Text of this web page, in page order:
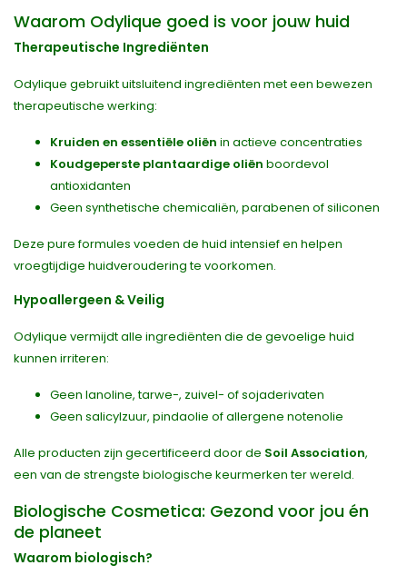
Waarom Odylique goed is voor jouw huid
Therapeutische Ingrediënten
Odylique gebruikt uitsluitend ingrediënten met een bewezen
therapeutische werking:
Kruiden en essentiële oliën in actieve concentraties
Koudgeperste plantaardige oliën boordevol
antioxidanten
Geen synthetische chemicaliën, parabenen of siliconen
Deze pure formules voeden de huid intensief en helpen
vroegtijdige huidveroudering te voorkomen.
Hypoallergeen & Veilig
Odylique vermijdt alle ingrediënten die de gevoelige huid
kunnen irriteren:
Geen lanoline, tarwe-, zuivel- of sojaderivaten
Geen salicylzuur, pindaolie of allergene notenolie
Alle producten zijn gecertificeerd door de Soil Association,
een van de strengste biologische keurmerken ter wereld.
Biologische Cosmetica: Gezond voor jou én
de planeet
Waarom biologisch?